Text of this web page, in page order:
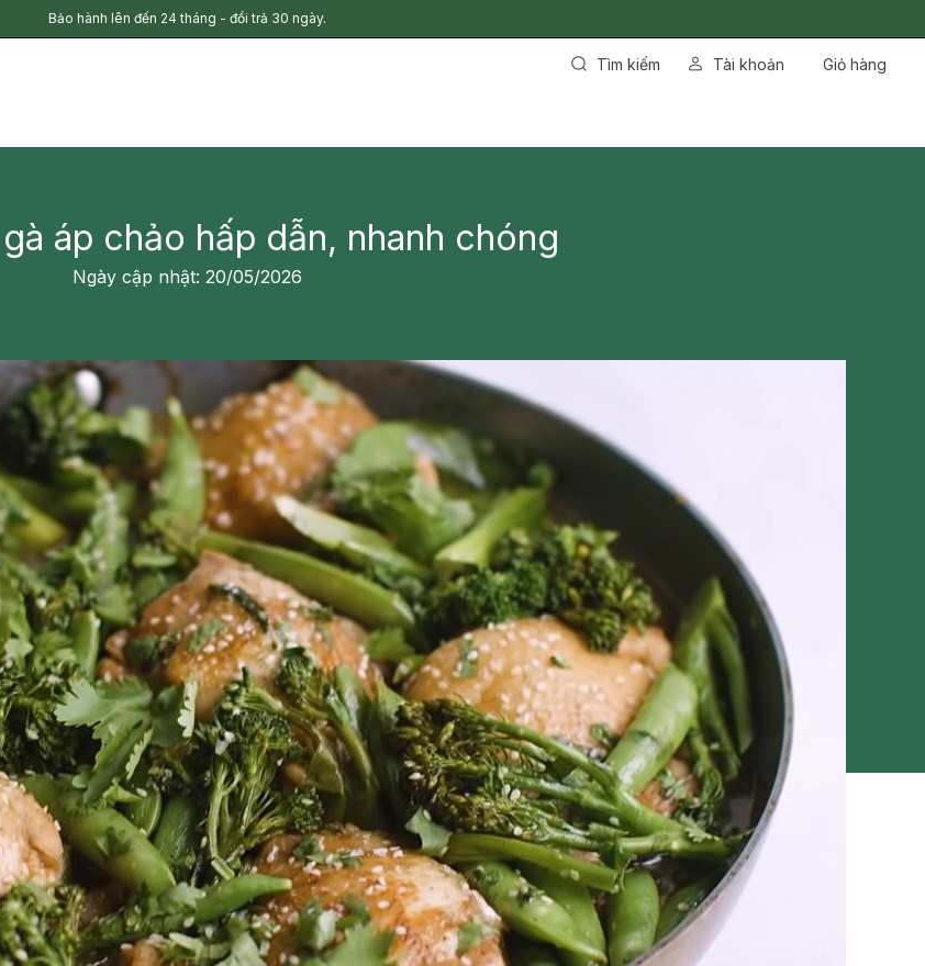
Bảo hành lên đến 24 tháng - đổi trả 30 ngày.
Tìm kiếm Tài khoản Giỏ hàng
áp chảo hấp dẫn, nhanh chóng
Ngày cập nhật: 20/05/2026